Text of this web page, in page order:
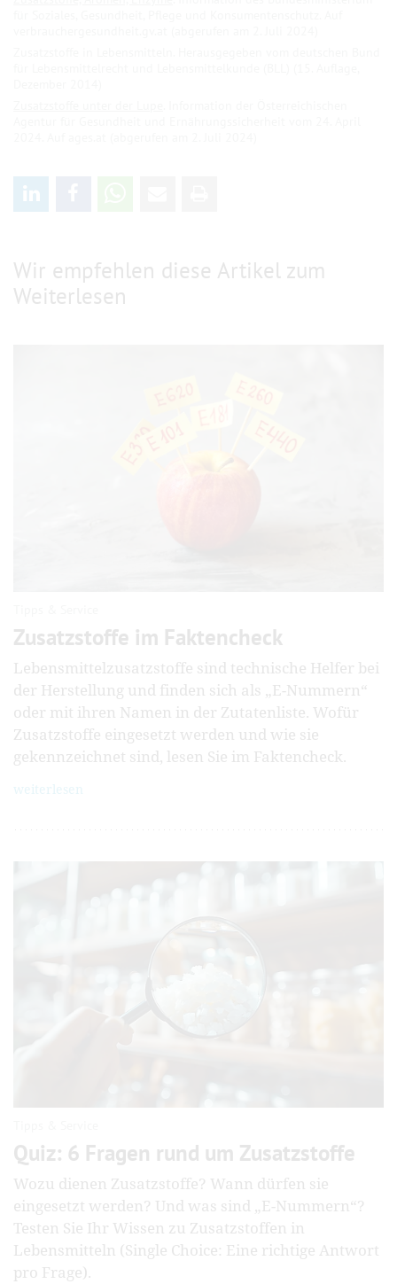
Wir empfehlen diese Artikel zum
Weiterlesen
Zusatzstoffe im Faktencheck
Lebensmittelzusatzstoffe sind technische Helfer bei
der Herstellung und finden sich als „E-Nummern“
oder mit ihren Namen in der Zutatenliste. Wofür
Zusatzstoffe eingesetzt werden und wie sie
gekennzeichnet sind, lesen Sie im Faktencheck.
weiterlesen
Quiz: 6 Fragen rund um Zusatzstoffe
Wozu dienen Zusatzstoffe? Wann dürfen sie
eingesetzt werden? Und was sind „E-Nummern“?
Testen Sie Ihr Wissen zu Zusatzstoffen in
Lebensmitteln (Single Choice: Eine richtige Antwort
pro Frage).